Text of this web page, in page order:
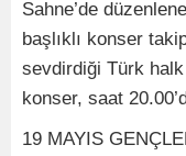
Sahne’de
başlıklı konser
sevdirdiği Türk
konser, saat
19 MAYIS